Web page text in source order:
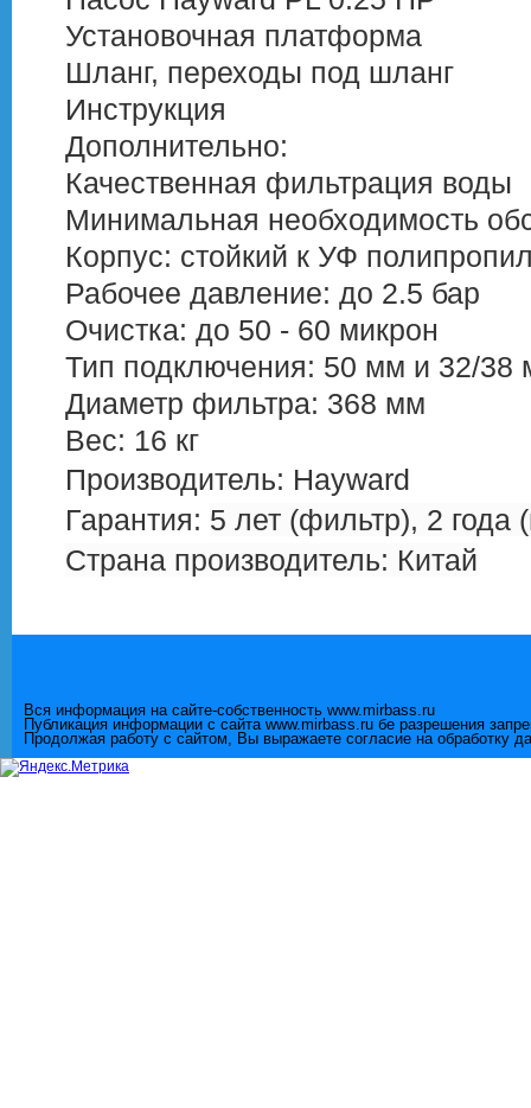
Установочная платформа
Шланг, переходы под шланг
Инструкция
Дополнительно:
Качественная фильтрация воды
Минимальная необходимость
Корпус: стойкий к УФ
Рабочее давление: до 2.5 бар
Очистка: до 50 - 60 микрон
Тип подключения: 50 мм и 32/38
Диаметр фильтра: 368 мм
Вес: 16 кг
Производитель: Hayward
Гарантия: 5 лет (фильтр), 2 года
Страна производитель: Китай
Вся информация на сайте-собственность www.mirbass.ru
Публикация информации с сайта www.mirbass.ru бе разрешения
Продолжая работу с сайтом, Вы выражаете согласие на обработку